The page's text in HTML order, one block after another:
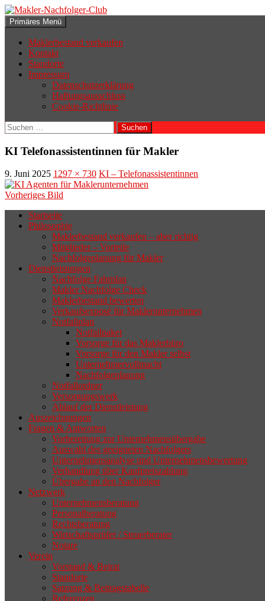
Zum
Inhalt
springen
Makler-Nachfolger-Club
Suchen
Primäres Menü
Maklerbestand verkaufen
Kontakt
Standorte
Impressum
Datenschutzerklärung
Haftungsausschluss
Cookie-Richtlinie
Suchen
nach:
KI Telefonassistentinnen für Makler
9. Juni 2025 1297 × 730 KI – Telefonassistentinnen
Vorheriges Bild
Wenn sich der Makler oder Inhaber
zurückziehen möchte, aber keinen
geeigneten Nachfolger findet, droht nicht
selten die Geschäftsaufgabe.
Startseite
Philosophie
Maklerbestand verkaufen – aber richtig
Mitglieder – Vorteile
Nachfolgeplanung für Makler
Dienstleistungen
Nachfolge Fahrplan
Makler Nachfolge Check
Maklerbestand bewerten
Verkaufsexposé für Maklerunternehmen
Notfallplan
Notfallpaket
Vorsorge für das Maklerbüro
Vorsorge für den Makler selbst
Unternehmervollmacht
Nachfolgeplanung
Notfallordner
Versorgungswerk
Ablauf der Dienstleistung
Auszeichnungen
Fragen & Antworten
Vorbereitung zur Unternehmensübergabe
Auswahl des geeigneten Nachfolgers
Unternehmensanalyse und Unternehmensbewertung
Verhandlung über Kaufpreiszahlung
Übergabe an den Nachfolger
Netzwerk
Unternehmensberatung
Personalberatung
Rechtsberatung
Wirtschaftsprüfer / Steuerberater
Notare
Verein
Vorstand & Beirat
Standorte
Satzung & Beitragstabelle
Referenzen